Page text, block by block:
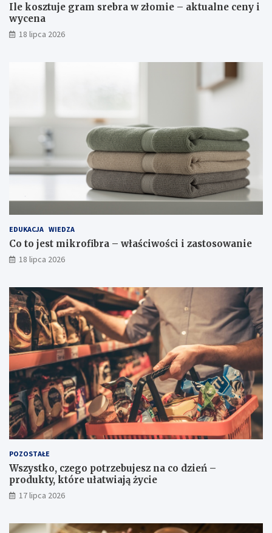
Ile kosztuje gram srebra w złomie – aktualne ceny i
wycena
18 lipca 2026
EDUKACJA WIEDZA
Co to jest mikrofibra – właściwości i zastosowanie
18 lipca 2026
POZOSTAŁE
Wszystko, czego potrzebujesz na co dzień –
produkty, które ułatwiają życie
17 lipca 2026